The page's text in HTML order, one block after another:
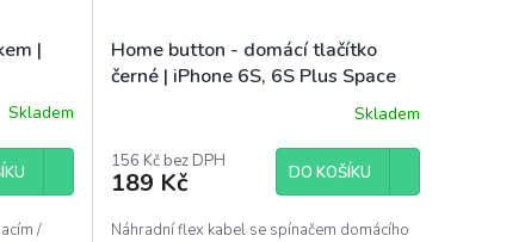
|
Skladem
/
Home button - domácí tlačítko
černé | iPhone 6S, 6S Plus Space
Skladem
156 Kč bez DPH
189 Kč DO KOŠÍKU
Náhradní flex kabel se spínačem domácího